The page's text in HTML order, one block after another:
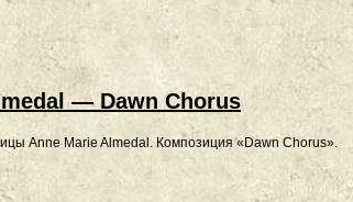
— Dawn Chorus
Anne Marie Almedal. Композиция «Dawn Chorus».